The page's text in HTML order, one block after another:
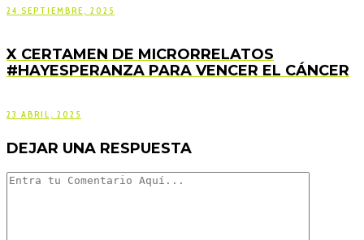
24 SEPTIEMBRE, 2025
X CERTAMEN DE MICRORRELATOS
#HAYESPERANZA PARA VENCER EL CÁNCER
23 ABRIL, 2025
DEJAR UNA RESPUESTA